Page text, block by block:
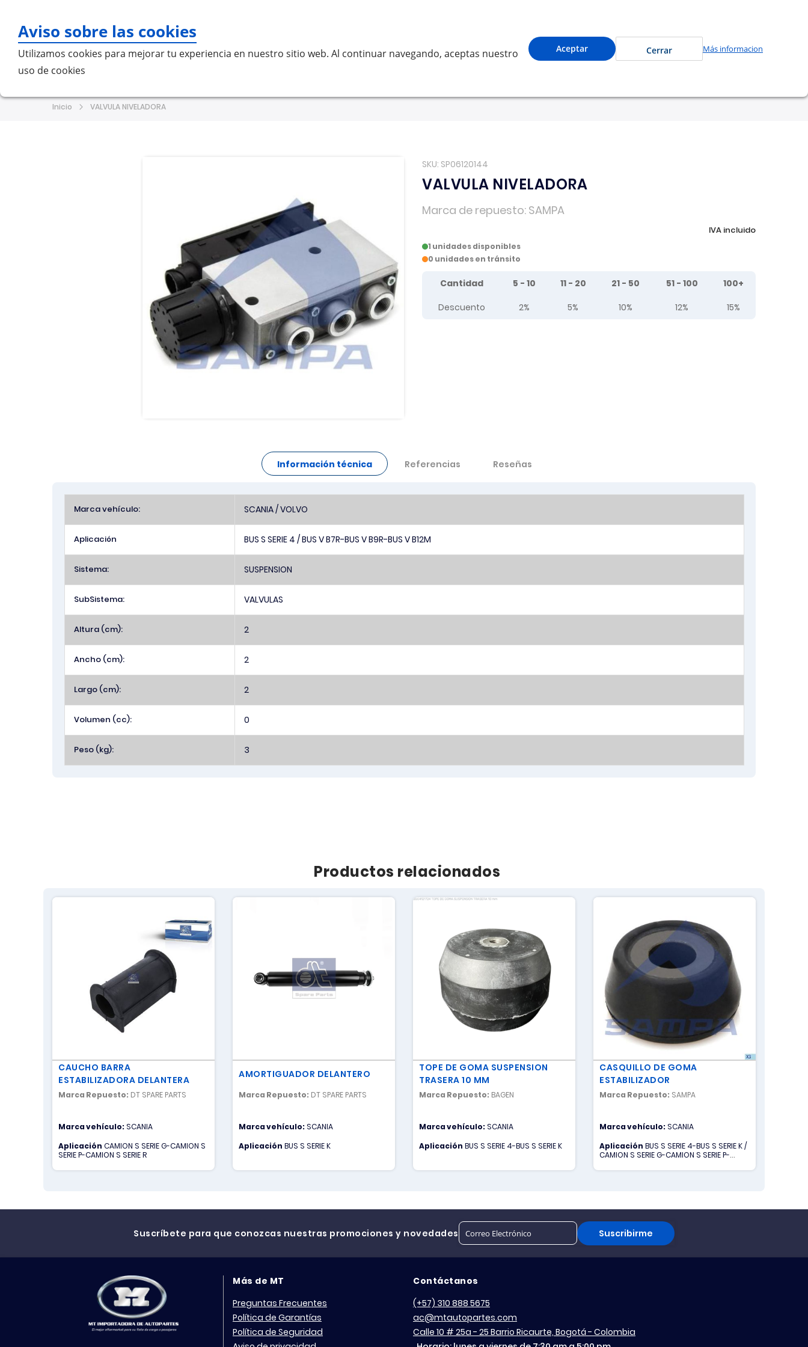
Aviso sobre las cookies
Utilizamos cookies para mejorar tu experiencia en nuestro sitio web. Al continuar navegando, aceptas nuestro
uso de cookies
Aceptar Cerrar Más informacion
Buscar
Cuenta Mi Carrito
Inicio VALVULA NIVELADORA
SKU SP06120144
VALVULA NIVELADORA
Marca de repuesto SAMPA
IVA incluido
1 unidades disponibles
0 unidades en tránsito
Tier prices table
Cantidad 5 - 10 11 - 20 21 - 50 51 - 100
100+
Descuento
2% 5% 10% 12% 15%
Información técnica
Información
Marca vehículo: SCANIA / VOLVO
Aplicación BUS S SERIE 4 / BUS V B7R-BUS V B9R-BUS V B12M
Sistema: SUSPENSION
SubSistema: VALVULAS
Altura (cm): 2
Ancho (cm): 2
Largo (cm): 2
Volumen (cc): 0
Peso (kg): 3
Referencias Reseñas
Productos relacionados
CAUCHO BARRA
ESTABILIZADORA DELANTERA
Marca Repuesto: DT SPARE PARTS
Marca vehículo:SCANIA
Aplicación CAMION S SERIE G-CAMION S
SERIE P-CAMION S SERIE R
AMORTIGUADOR DELANTERO
Marca Repuesto: DT SPARE PARTS
Marca vehículo:SCANIA
Aplicación BUS S SERIE K
TOPE DE GOMA SUSPENSION
TRASERA 10 MM
Marca Repuesto: BAGEN
Marca vehículo:SCANIA
Aplicación BUS S SERIE 4-BUS S SERIE K
CASQUILLO DE GOMA
ESTABILIZADOR
Marca Repuesto: SAMPA
Marca vehículo:SCANIA
Aplicación BUS S SERIE 4-BUS S SERIE K /
CAMION S SERIE G-CAMION S SERIE P-
Suscríbete para que conozcas nuestras promociones y novedades Suscribirme
Más de MT
Preguntas Frecuentes
Política de Garantías
Política de Seguridad
Contáctanos
(+57) 310 888 5675
ac@mtautopartes.com
Calle 10 # 25a - 25 Barrio Ricaurte, Bogotá - Colombia